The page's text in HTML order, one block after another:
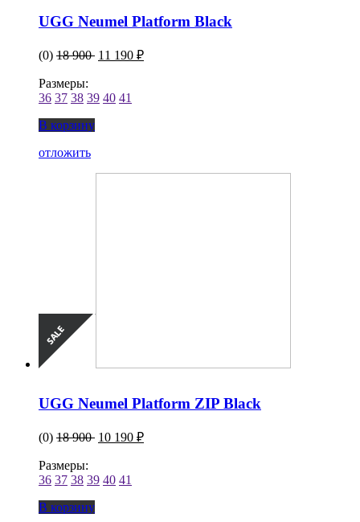
UGG Neumel Platform Black
(0) 18 900 11 190 ₽
Размеры:
36 37 38 39 40 41
В корзину
отложить
UGG Neumel Platform ZIP Black
(0) 18 900 10 190 ₽
Размеры:
36 37 38 39 40 41
В корзину